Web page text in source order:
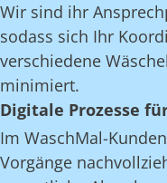
Wir sind ihr
sodass sich Ihr
verschiedene
minimiert.
Digitale Prozesse
Im WaschMal-
Vorgänge